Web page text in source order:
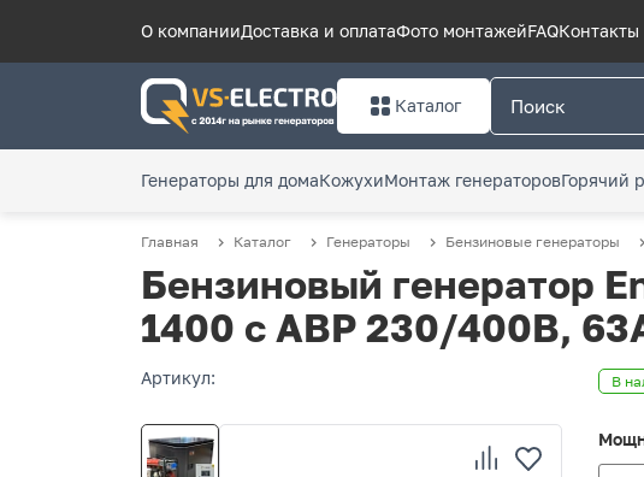
О компанииДоставка и оплатаФото монтажейFAQКонтакты
Каталог
Генераторы для домаКожухиМонтаж генераторовГорячий
Главная Каталог Генераторы Бензиновые генераторы
Бензиновый генератор
1400 с АВР 230/400В,
Артикул: В